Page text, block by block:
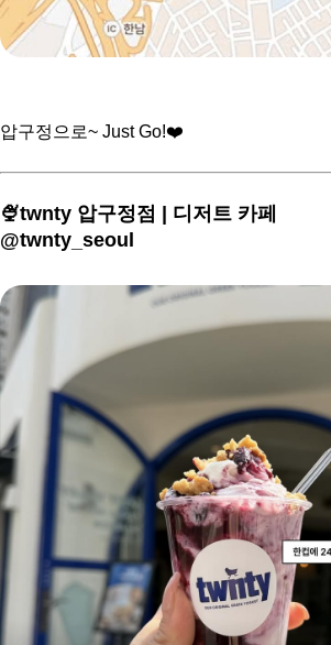
압구정으로~ Just Go!❤️
🍨twnty 압구정점 |
디저트 카페
@twnty_seoul